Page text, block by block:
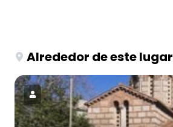
Alrededor de este lugar